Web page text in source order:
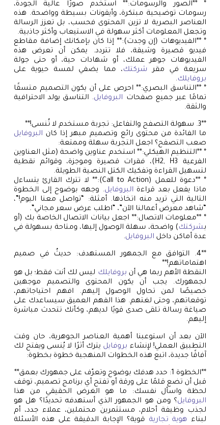
* **الصور والرسومات:** استخدم صورًا عالية الجودة،
رسومات توضيحية مبتكرة، وأيقونات بسيطة وواضحة. هذه
العناصر البصرية لا تزين المحتوى فحسب، بل تعزز الرسالة
وتجعل المعلومات أكثر سهولة في الاستيعاب وأكثر جاذبية.
* **الفيديوهات (إن وجدت):** إذا كان بإمكانك إضافة مقاطع
فيديو قصيرة وشيقة، فلا تتردد. يمكن أن تعرض هذه
الفيديوهات جوهر عملك، أو شهادات حية، أو حتى جولة
سريعة في مقر شركتك، مما يضفي لمسة حيوية على
بروفايلك.
* **التناسق البصري:** احرص على أن يكون التصميم متسقًا
تمامًا عبر جميع صفحات البروفايل. التناسق يولد الاحترافية
والثقة.
**3. سهولة التصفح والتفاعل: تجربة مستخدم لا تُنسى!**
ما الفائدة من محتوى رائع وتصميم مبهر إذا كان البروفايل
صعب التصفح؟ اجعل التجربة سهلة وممتعة:
* **التنظيم الهيكلي:** استخدم عناوين واضحة (مثل العناوين
الفرعية H2, H3)، فقرات قصيرة وموجزة، وقوائم نقطية
لتسهيل القراءة وتفكيك الكتل النصية الطويلة.
* **دعوة للعمل (Call to Action):** لا تترك القارئ يتساءل
ماذا يفعل بعد قراءة البروفايل. وجهه بوضوح إلى الخطوة
التالية التي تريد منه اتخاذها. أمثلة: “تواصل معنا اليوم!”،
“شاهد معرض أعمالنا الآن”، “اطلب عرض سعر مجاني”.
* **معلومات الاتصال:** اجعل بيانات الاتصال الخاصة بك (أو
بشركتك) واضحة، سهلة الوصول إليها، ومتاحة بسهولة في
عدة أماكن داخل البروفايل.
**4. التوافق مع الجمهور المستهدف: حديثٌ في صميم
اهتماماتهم!**
النقطة الأهم ربما هي أن بروفايلك ليس لك أنت فقط؛ بل هو
لجمهورك. يجب أن يكون المحتوى والتصميم موجهين
خصيصًا لمن تحاول الوصول إليهم. افهم احتياجاتهم،
توقعاتهم، وحتى لغتهم. هذا الفهم العميق سيساعدك على
صياغة رسالة تلقى صدى قويًا لديهم، وكأنك تتحدث مباشرة
إليهم.
الآن بعد أن استوعبنا أهمية العناصر الجوهرية، حان وقت
التطبيق العملي! لإنشاء بروفايل يترك أثرًا لا يُنسى ويفتح لك
آفاقًا جديدة، اتبع هذه الخطوات المنهجية خطوة بخطوة:
**الخطوة 1: حدد هدفك بوضوح وتعرّف على جمهورك بعمق**
قبل أن تضع قلمًا على ورقة أو تفتح أي برنامج تصميم، توقف
لحظة واسأل نفسك: ما هو الغرض الحقيقي من هذا
البروفايل؟ ومن هو الجمهور الذي أستهدفه تحديدًا؟ هل هو
لجذب وظيفة أحلام، مستثمرين محتملين، عملاء جدد، أم
لبناء هوية تجارية قوية؟ الإجابة الدقيقة على هذه الأسئلة